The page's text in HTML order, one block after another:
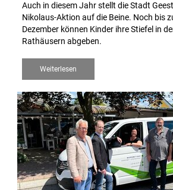
Auch in diesem Jahr stellt die Stadt
Nikolaus-Aktion auf die Beine. Noch bis
Dezember können Kinder ihre Stiefel in
Rathäusern abgeben.
Weiterlesen